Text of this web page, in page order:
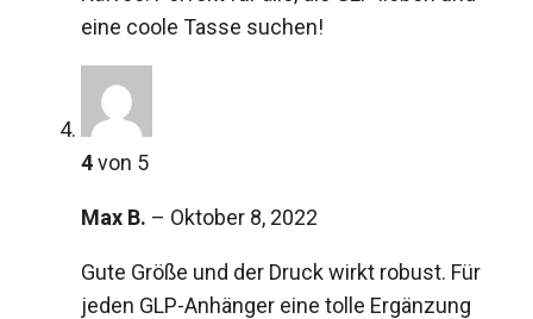
eine coole Tasse suchen!
4von 5
Max B. – Oktober 8, 2022
Gute Größe und der Druck wirkt robust. Für
jeden GLP-Anhänger eine tolle Ergänzung